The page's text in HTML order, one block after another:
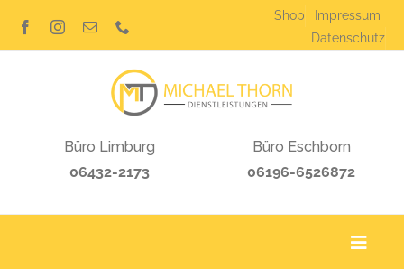
Inhalt
Shop
Impressum
Datenschutz
Büro Limburg
06432-2173
Büro Eschborn
06196-6526872